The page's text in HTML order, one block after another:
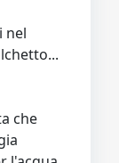
nel
che